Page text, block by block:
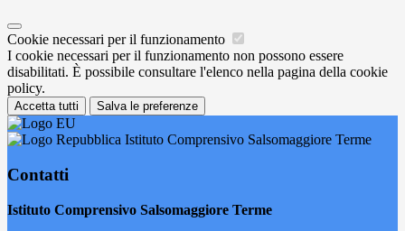
Cookie necessari per il funzionamento
I cookie necessari per il funzionamento non possono essere
disabilitati. È possibile consultare l'elenco nella pagina della cookie
policy.
Accetta tutti Salva le preferenze
Istituto Comprensivo Salsomaggiore Terme
Contatti
Istituto Comprensivo Salsomaggiore Terme